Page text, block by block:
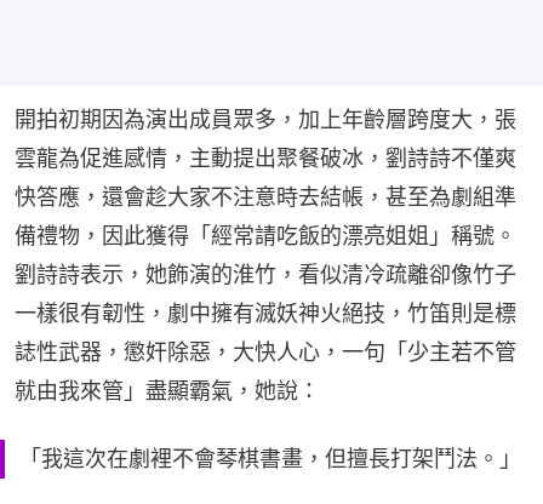
開拍初期因為演出成員眾多，加上年齡層跨度大，張
雲龍為促進感情，主動提出聚餐破冰，劉詩詩不僅爽
快答應，還會趁大家不注意時去結帳，甚至為劇組準
備禮物，因此獲得「經常請吃飯的漂亮姐姐」稱號。
劉詩詩表示，她飾演的淮竹，看似清冷疏離卻像竹子
一樣很有韌性，劇中擁有滅妖神火絕技，竹笛則是標
誌性武器，懲奸除惡，大快人心，一句「少主若不管
就由我來管」盡顯霸氣，她說：
「我這次在劇裡不會琴棋書畫，但擅長打架鬥法。」